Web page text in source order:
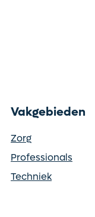
Vakgebieden
Zorg
Professionals
Techniek